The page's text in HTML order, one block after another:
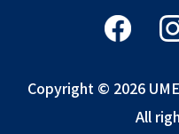
Copyright © 2026
All